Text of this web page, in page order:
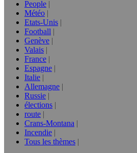
People
Météo
Etats-Unis
Football
Genève
Valais
France
Espagne
Italie
Allemagne
Russie
élections
route
Crans-Montana
Incendie
Tous les thèmes